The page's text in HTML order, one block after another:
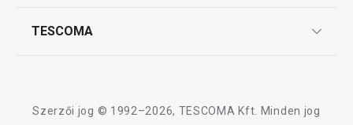
Reklamáció és termékvisszaküldés
TESCOMA
Szerzői jog © 1992–2026, TESCOMA Kft. Minden jog